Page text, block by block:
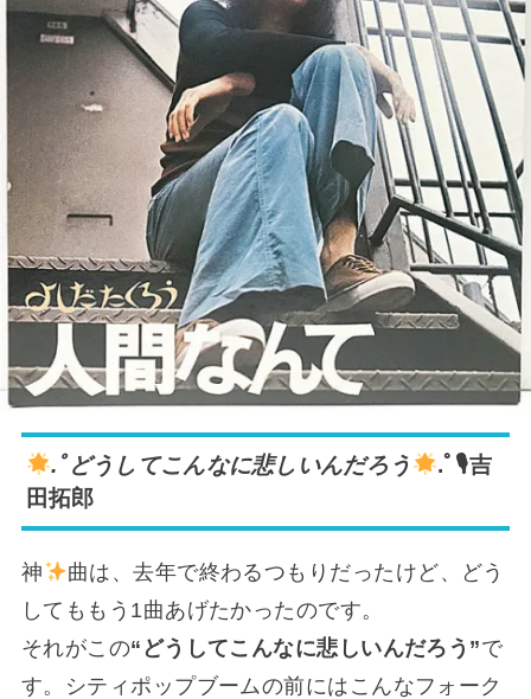
.ﾟどうしてこんなに悲しいんだろう
.ﾟ🎙吉
田拓郎
神
曲は、去年で終わるつもりだったけど、どう
してももう1曲あげたかったのです。
それがこの“どうしてこんなに悲しいんだろう”で
す。シティポップブームの前にはこんなフォーク